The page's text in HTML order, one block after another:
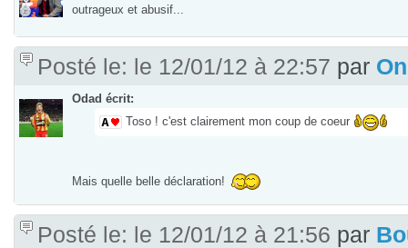
outrageux et abusif...
Posté le: le 12/01/12 à 22:57 par
Odad écrit:
Toso ! c'est clairement mon coup de coeur
Mais quelle belle déclaration!
Posté le: le 12/01/12 à 21:56 par